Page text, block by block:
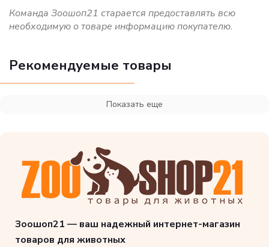
Команда Зоошоп21 старается предоставлять всю
необходимую о товаре информацию покупателю.
Рекомендуемые товары
Показать еще
Зоошоп21 — ваш надежный интернет-магазин
товаров для животных